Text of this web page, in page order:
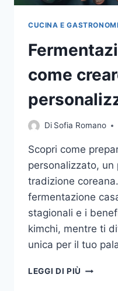
CUCINA E
come
Di Sofia Romano
Scopri come
personalizzato,
tradizione
fermentazione
stagionali e i
kimchi, mentre ti
unica per il tuo
LEGGI DI PIÙ